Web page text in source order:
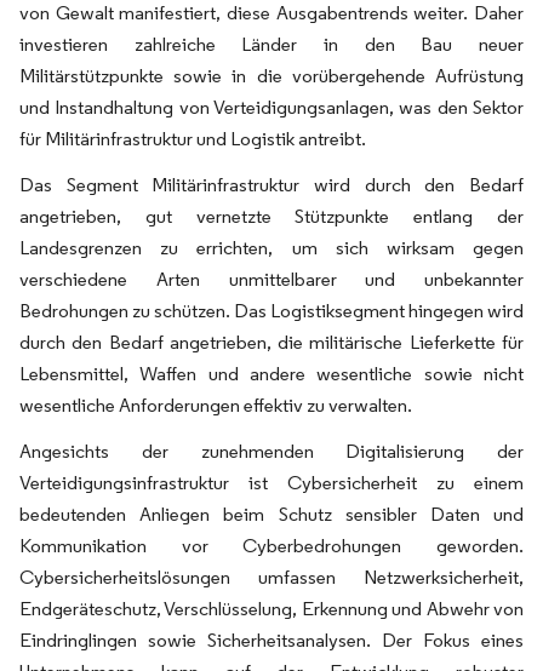
von Gewalt manifestiert, diese Ausgabentrends weiter. Daher
investieren zahlreiche Länder in den Bau neuer
Militärstützpunkte sowie in die vorübergehende Aufrüstung
und Instandhaltung von Verteidigungsanlagen, was den Sektor
für Militärinfrastruktur und Logistik antreibt.
Das Segment Militärinfrastruktur wird durch den Bedarf
angetrieben, gut vernetzte Stützpunkte entlang der
Landesgrenzen zu errichten, um sich wirksam gegen
verschiedene Arten unmittelbarer und unbekannter
Bedrohungen zu schützen. Das Logistiksegment hingegen wird
durch den Bedarf angetrieben, die militärische Lieferkette für
Lebensmittel, Waffen und andere wesentliche sowie nicht
wesentliche Anforderungen effektiv zu verwalten.
Angesichts der zunehmenden Digitalisierung der
Verteidigungsinfrastruktur ist Cybersicherheit zu einem
bedeutenden Anliegen beim Schutz sensibler Daten und
Kommunikation vor Cyberbedrohungen geworden.
Cybersicherheitslösungen umfassen Netzwerksicherheit,
Endgeräteschutz, Verschlüsselung, Erkennung und Abwehr von
Eindringlingen sowie Sicherheitsanalysen. Der Fokus eines